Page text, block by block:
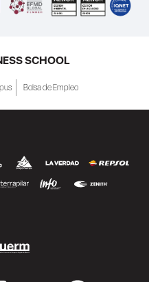
SCHOOL
Bolsa de Empleo